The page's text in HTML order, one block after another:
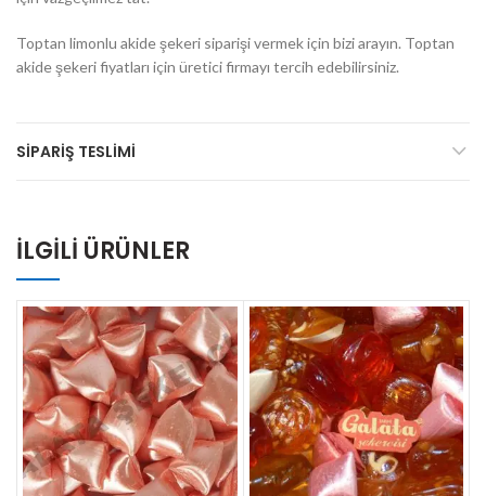
Toptan limonlu akide şekeri siparişi vermek için bizi arayın. Toptan
akide şekeri fiyatları için üretici firmayı tercih edebilirsiniz.
SIPARIŞ TESLIMI
İLGILI ÜRÜNLER